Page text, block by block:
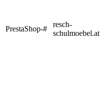
PrestaShop-#
resch-
schulmoebel.at